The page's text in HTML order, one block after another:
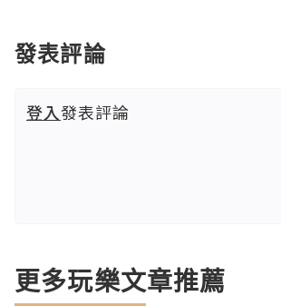
發表評論
登入發表評論
更多玩樂文章推薦